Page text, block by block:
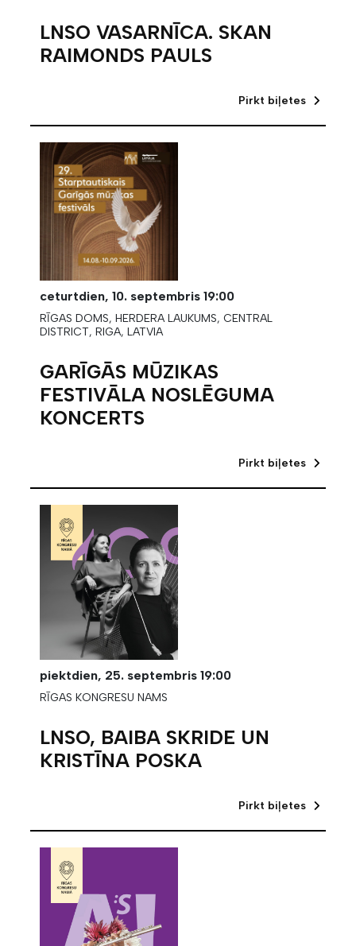
LNSO VASARNĪCA. SKAN
RAIMONDS PAULS
Pirkt biļetes
ceturtdien, 10. septembris 19:00
RĪGAS DOMS, HERDERA LAUKUMS, CENTRAL
DISTRICT, RIGA, LATVIA
GARĪGĀS MŪZIKAS
FESTIVĀLA NOSLĒGUMA
KONCERTS
Pirkt biļetes
piektdien, 25. septembris 19:00
RĪGAS KONGRESU NAMS
LNSO, BAIBA SKRIDE UN
KRISTĪNA POSKA
Pirkt biļetes